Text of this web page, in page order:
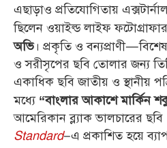
এছাড়াও প্রতিযোগিতায়
ছিলেন ওয়াইল্ড লাইফ ফটোগ্রাফার
অভি। প্রকৃতি ও বন্যপ্রাণী—বিশেষ
ও সরীসৃপের ছবি তোলার জন্য
একাধিক ছবি জাতীয় ও স্থানীয়
মধ্যে “বাংলার আকাশে মার্কিন
আমেরিকান ব্ল্যাক ভালচারের ছবি
Standard–এ প্রকাশিত হয়ে